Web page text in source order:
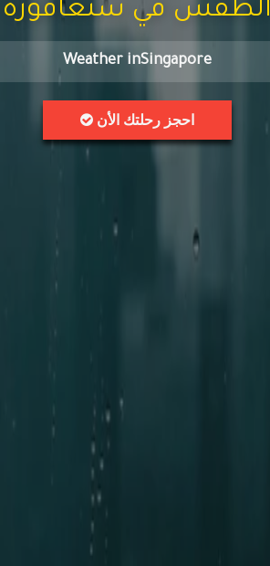
الطقس في سنغافورة
Weather inSingapore
احجز رحلتك الأن